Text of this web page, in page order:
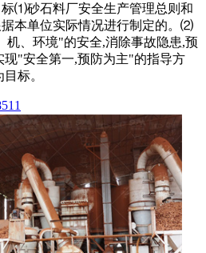
⑴砂石料厂安全生产管理总则和
本单位实际情况进行制定的。⑵
机、环境"的安全,消除事故隐患,预
现"安全第一,预防为主"的指导方
标。